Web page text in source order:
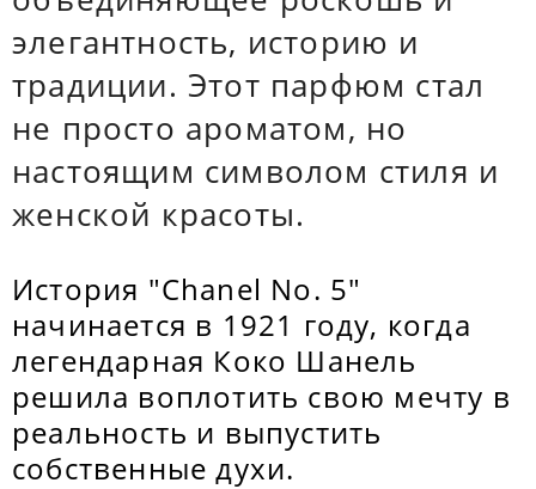
элегантность, историю и
традиции. Этот парфюм стал
не просто ароматом, но
настоящим символом стиля и
женской красоты.
История "Chanel No. 5"
начинается в 1921 году, когда
легендарная Коко Шанель
решила воплотить свою мечту в
реальность и выпустить
собственные духи.